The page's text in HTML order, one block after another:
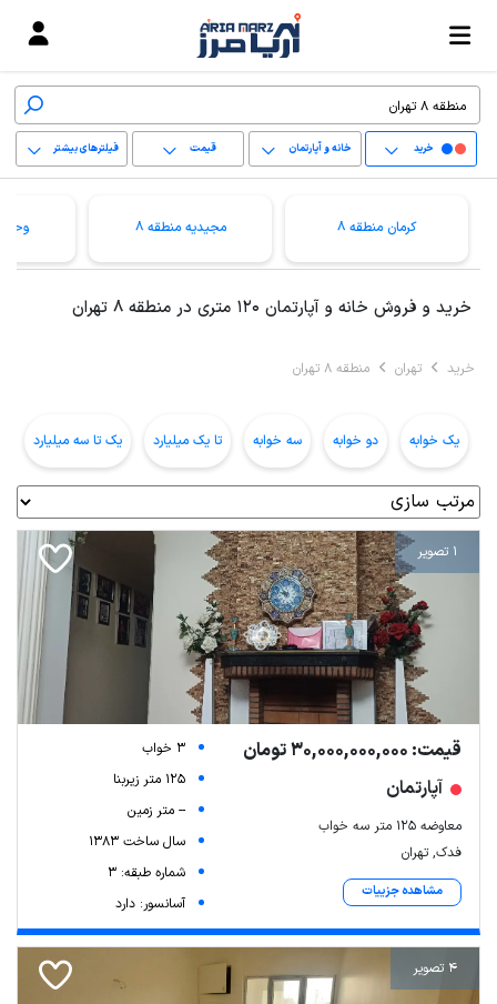
خرید خانه و آپارتمان قیمت فیلترهای بیشتر
پاک کردن محدوده
کرمان منطقه 8 مجیدیه منطقه 8
خرید و فروش خانه و آپارتمان 120 متری در منطقه 8 تهران
خرید تهران منطقه 8 تهران
یک خوابه دو خوابه سه خوابه تا یک میلیارد یک تا سه میلیارد
1 تصویر
قیمت: 30,000,000,000 تومان
آپارتمان
معاوضه ۱۲۵ متر سه خواب
فدک, تهران
مشاهده جزییات
3 خواب
125 متر زیربنا
-- متر زمین
سال ساخت 1383
شماره طبقه: 3
آسانسور: دارد
4 تصویر